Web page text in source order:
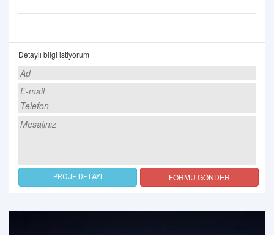
Detaylı bilgi istiyorum
PROJE DETAYI FORMU GÖNDER